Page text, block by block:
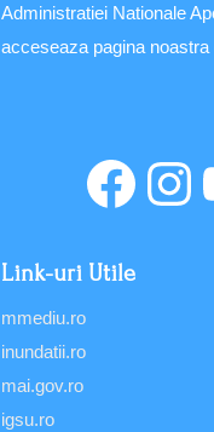
Administratiei Nationale
acceseaza pagina noastra
Link-uri Utile
mmediu.ro
inundatii.ro
mai.gov.ro
igsu.ro